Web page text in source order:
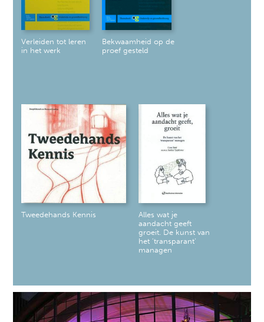
Verleiden tot leren
in het werk
Bekwaamheid op de
proef gesteld
Tweedehands Kennis
Alles wat je
aandacht geeft
groeit. De kunst van
het 'transparant’
managen